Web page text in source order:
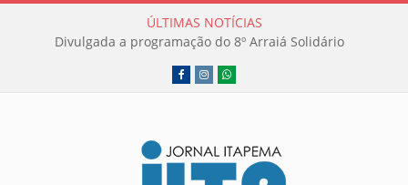
ÚLTIMAS NOTÍCIAS
Divulgada a programação do 8º Arraiá Solidário
FacebookInstagramWhatsApp